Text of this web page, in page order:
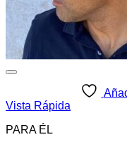
Vista Rápida
PARA ÉL